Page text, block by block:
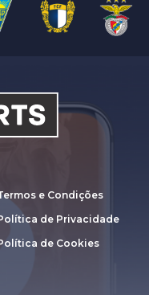
e Condições
de Privacidade
de Cookies